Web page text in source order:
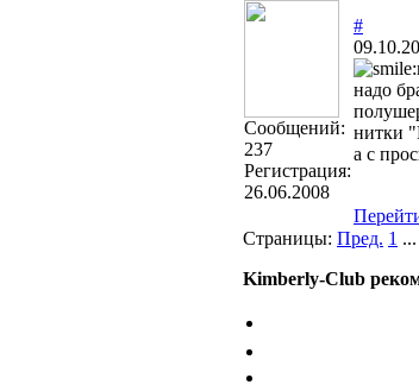
Cообщений:
237
Регистрация:
26.06.2008
#
надо
нитки
а с
Страницы: Пред. 1 ...
Kimberly-Club